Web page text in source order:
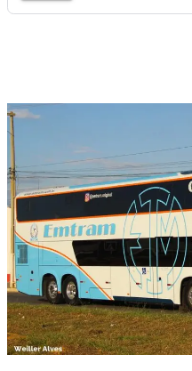
Digite
aqui
o
seu
e-
mail